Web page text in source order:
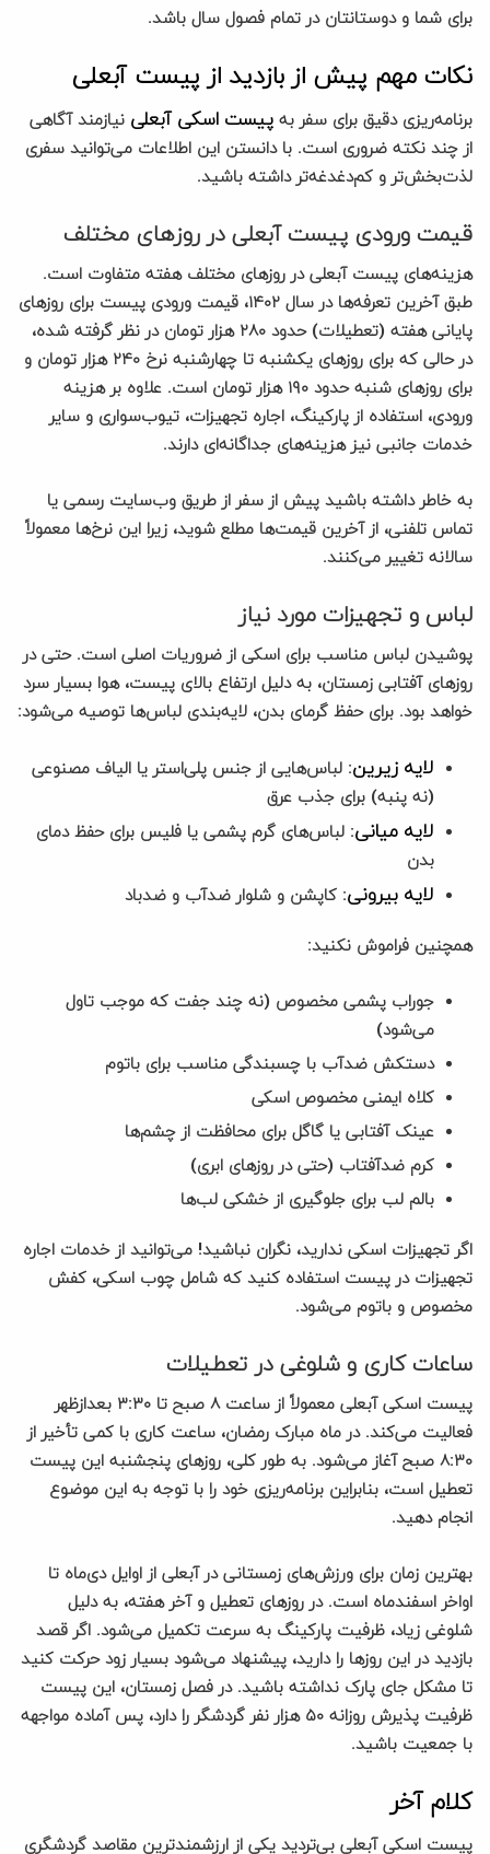
برای شما و دوستانتان در تمام فصول سال باشد.
نکات مهم پیش از بازدید از پیست آبعلی
برنامه‌ریزی دقیق برای سفر به پیست اسکی آبعلی نیازمند آگاهی
از چند نکته ضروری است. با دانستن این اطلاعات می‌توانید سفری
لذت‌بخش‌تر و کم‌دغدغه‌تر داشته باشید.
قیمت ورودی پیست آبعلی در روزهای مختلف
هزینه‌های پیست آبعلی در روزهای مختلف هفته متفاوت است.
طبق آخرین تعرفه‌ها در سال ۱۴۰۲، قیمت ورودی پیست برای روزهای
پایانی هفته (تعطیلات) حدود ۲۸۰ هزار تومان در نظر گرفته شده،
در حالی که برای روزهای یکشنبه تا چهارشنبه نرخ ۲۴۰ هزار تومان و
برای روزهای شنبه حدود ۱۹۰ هزار تومان است. علاوه بر هزینه
ورودی، استفاده از پارکینگ، اجاره تجهیزات، تیوب‌سواری و سایر
خدمات جانبی نیز هزینه‌های جداگانه‌ای دارند.
به خاطر داشته باشید پیش از سفر از طریق وب‌سایت رسمی یا
تماس تلفنی، از آخرین قیمت‌ها مطلع شوید، زیرا این نرخ‌ها معمولاً
سالانه تغییر می‌کنند.
لباس و تجهیزات مورد نیاز
پوشیدن لباس مناسب برای اسکی از ضروریات اصلی است. حتی در
روزهای آفتابی زمستان، به دلیل ارتفاع بالای پیست، هوا بسیار سرد
خواهد بود. برای حفظ گرمای بدن، لایه‌بندی لباس‌ها توصیه می‌شود:
لایه زیرین: لباس‌هایی از جنس پلی‌استر یا الیاف مصنوعی
(نه پنبه) برای جذب عرق
لایه میانی: لباس‌های گرم پشمی یا فلیس برای حفظ دمای
بدن
لایه بیرونی: کاپشن و شلوار ضدآب و ضدباد
همچنین فراموش نکنید:
جوراب پشمی مخصوص (نه چند جفت که موجب تاول
می‌شود)
دستکش ضدآب با چسبندگی مناسب برای باتوم
کلاه ایمنی مخصوص اسکی
عینک آفتابی یا گاگل برای محافظت از چشم‌ها
کرم ضدآفتاب (حتی در روزهای ابری)
بالم لب برای جلوگیری از خشکی لب‌ها
اگر تجهیزات اسکی ندارید، نگران نباشید! می‌توانید از خدمات اجاره
تجهیزات در پیست استفاده کنید که شامل چوب اسکی، کفش
مخصوص و باتوم می‌شود.
ساعات کاری و شلوغی در تعطیلات
پیست اسکی آبعلی معمولاً از ساعت ۸ صبح تا ۳:۳۰ بعدازظهر
فعالیت می‌کند. در ماه مبارک رمضان، ساعت کاری با کمی تأخیر از
۸:۳۰ صبح آغاز می‌شود. به طور کلی، روزهای پنجشنبه این پیست
تعطیل است، بنابراین برنامه‌ریزی خود را با توجه به این موضوع
انجام دهید.
بهترین زمان برای ورزش‌های زمستانی در آبعلی از اوایل دی‌ماه تا
اواخر اسفندماه است. در روزهای تعطیل و آخر هفته، به دلیل
شلوغی زیاد، ظرفیت پارکینگ به سرعت تکمیل می‌شود. اگر قصد
بازدید در این روزها را دارید، پیشنهاد می‌شود بسیار زود حرکت کنید
تا مشکل جای پارک نداشته باشید. در فصل زمستان، این پیست
ظرفیت پذیرش روزانه ۵۰ هزار نفر گردشگر را دارد، پس آماده مواجهه
با جمعیت باشید.
کلام آخر
پیست اسکی آبعلی بی‌تردید یکی از ارزشمندترین مقاصد گردشگری